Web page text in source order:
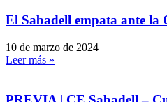
El Sabadell empata ante
10 de marzo de 2024
Leer más »